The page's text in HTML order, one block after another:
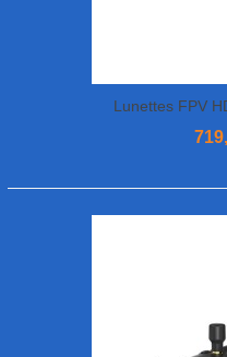
Lunettes FPV